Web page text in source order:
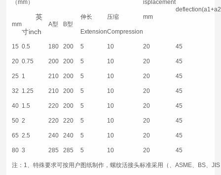
（mm） isplacement
mm
mm
英
寸inch
A型 B型
伸长
Extension
压缩
Compression
15 0.5 180 200 5 10 20 45
20 0.75 200 200 5 10 20 45
25 1 210 200 5 10 20 45
32 1.25 210 200 5 10 20 45
40 1.5 220 200 5 10 20 45
50 2 220 220 5 10 20 45
65 2.5 240 240 5 10 20 45
80 3 285 285 5 10 20 45
注： 1、特殊要求可按用户图纸制作，螺纹活接头标准采用（、ASME、BS、JIS